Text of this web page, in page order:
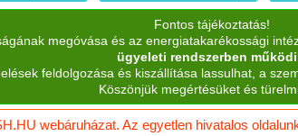
Fontos tájékoztatás!
megóvása és az energiatakarékossági
ügyeleti rendszerben
feldolgozása és kiszállítása lassulhat, a
Köszönjük megértésüket és
webáruházat. Az egyetlen hivatalos